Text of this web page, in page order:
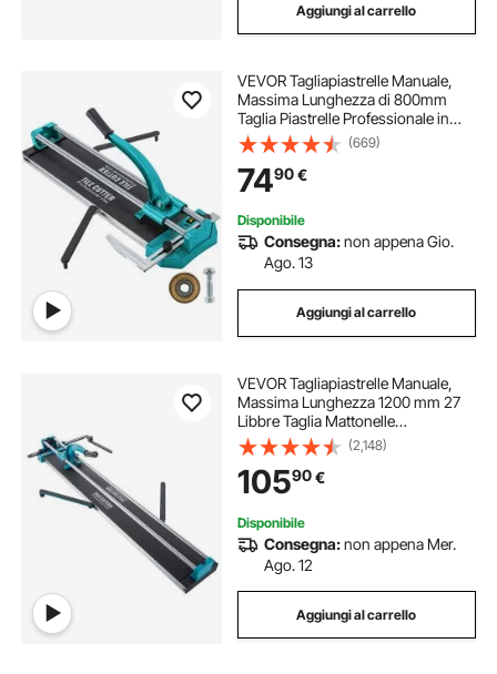
Aggiungi al carrello
VEVOR Tagliapiastrelle Manuale,
Massima Lunghezza di 800mm
Taglia Piastrelle Professionale in
Alluminio per Tagliare Tutti Tipi di
Piastrelle, Comprese Piastrelle in
Ceramica e Gres Porcellanato
(669)
7490€
Disponibile
Consegna:non appena Gio.
Ago. 13
Aggiungi al carrello
VEVOR Tagliapiastrelle Manuale,
Massima Lunghezza 1200 mm 27
Libbre Taglia Mattonelle
Professionale con Guida Laser
Regolabile per Il Taglio di
Precisione, Si Applica a Tutti I Tipi di
Piastrelle
(2,148)
10590€
Disponibile
Consegna:non appena Mer.
Ago. 12
Aggiungi al carrello